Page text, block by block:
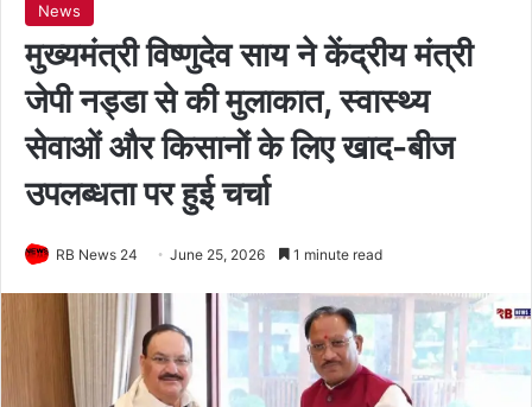
News
मुख्यमंत्री विष्णुदेव साय ने केंद्रीय मंत्री
जेपी नड्डा से की मुलाकात, स्वास्थ्य
सेवाओं और किसानों के लिए खाद-बीज
उपलब्धता पर हुई चर्चा
RB News 24 June 25, 2026 1 minute read